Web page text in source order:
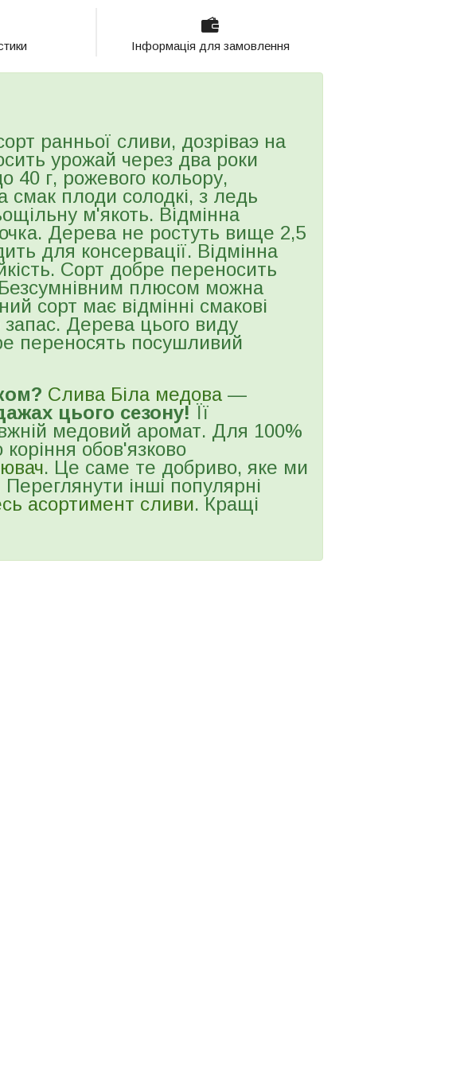
Інформація для замовлення
ранньої сливи, дозріваэ на
урожай через два роки
40 г, рожевого кольору,
смак плоди солодкі, з ледь
м'якоть. Відмінна
Дерева не ростуть вище 2,5
для консервації. Відмінна
Сорт добре переносить
плюсом можна
сорт має відмінні смакові
запас. Дерева цього виду
переносять посушливий
Слива Біла медова —
цього сезону! Її
медовий аромат. Для 100%
обов'язково
. Це саме те добриво, яке ми
інші популярні
асортимент сливи. Кращі